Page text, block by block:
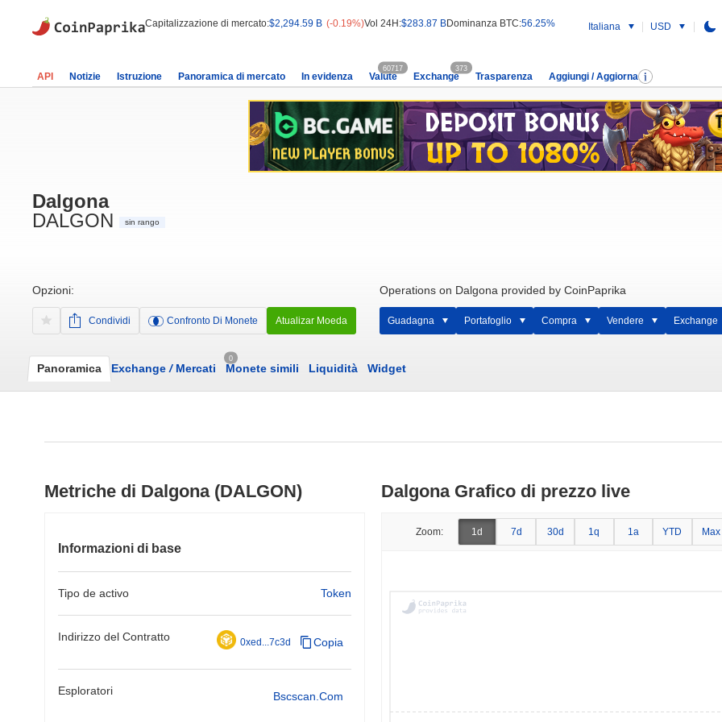
Capitalizzazione di mercato:$2,294.59 B (-0.19%)Vol 24H:$283.87 BDominanza BTC:56.25% Italiana USD
API Notizie Istruzione Panoramica di mercato In evidenza Valute
60717
Exchange
373
Trasparenza Aggiungi / Aggiorna
Dalgona
DALGON
sin rango
Opzioni:
Condividi Confronto Di Monete Atualizar Moeda
Operations on Dalgona provided by CoinPaprika
Guadagna Portafoglio Compra Vendere Exchange
Panoramica Exchange /Mercati
0
Monete simili Liquidità Widget
Metriche di Dalgona (DALGON)
Informazioni di base
Tipo de activo Token
Indirizzo del Contratto 0xed...7c3d Copia
Esploratori Bscscan.com
Dalgona Grafico di prezzo live
Zoom: 1d 7d 30d 1q 1a YTD Max